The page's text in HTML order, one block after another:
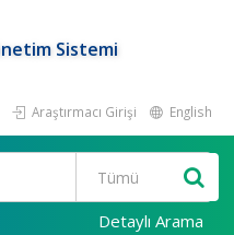
Sistemi
Araştırmacı Girişi English
Detaylı Arama